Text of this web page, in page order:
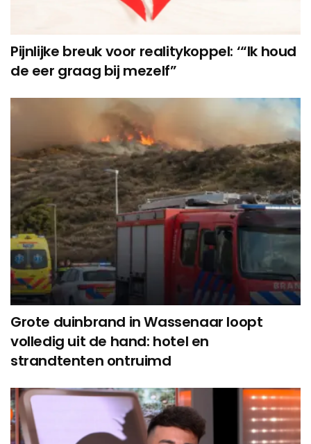
Pijnlijke breuk voor realitykoppel: ‘“Ik houd
de eer graag bij mezelf”
Grote duinbrand in Wassenaar loopt
volledig uit de hand: hotel en
strandtenten ontruimd